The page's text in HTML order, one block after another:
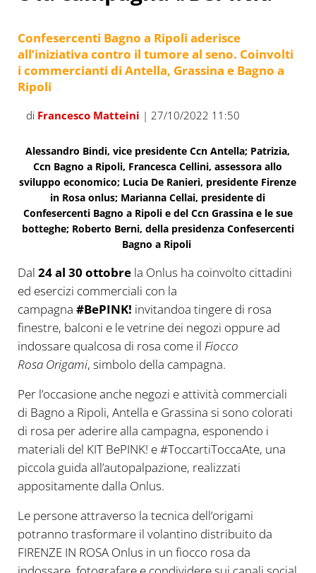
Confesercenti Bagno a Ripoli aderisce
all’iniziativa contro il tumore al seno. Coinvolti
i commercianti di Antella, Grassina e Bagno a
Ripoli
di Francesco Matteini | 27/10/2022 11:50
Alessandro Bindi, vice presidente Ccn Antella; Patrizia,
Ccn Bagno a Ripoli, Francesca Cellini, assessora allo
sviluppo economico; Lucia De Ranieri, presidente Firenze
in Rosa onlus; Marianna Cellai, presidente di
Confesercenti Bagno a Ripoli e del Ccn Grassina e le sue
botteghe; Roberto Berni, della presidenza Confesercenti
Bagno a Ripoli
Dal 24 al 30 ottobrela Onlus ha coinvolto cittadini
ed esercizi commerciali con la
campagna #BePINK! invitandoa tingere di rosa
finestre, balconi e le vetrine dei negozi oppure ad
indossare qualcosa di rosa come il Fiocco
Rosa Origami, simbolo della campagna.
Per l’occasione anche negozi e attività commerciali
di Bagno a Ripoli, Antella e Grassina si sono colorati
di rosa per aderire alla campagna, esponendo i
materiali del KIT BePINK! e #ToccartiToccaAte, una
piccola guida all’autopalpazione, realizzati
appositamente dalla Onlus.
Le persone attraverso la tecnica dell’origami
potranno trasformare il volantino distribuito da
FIRENZE IN ROSA Onlus in un fiocco rosa da